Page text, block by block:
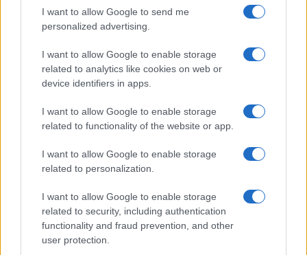
I want to allow Google to send me
personalized advertising.
I want to allow Google to enable storage
related to analytics like cookies on web or
device identifiers in apps.
I want to allow Google to enable storage
related to functionality of the website or app.
I want to allow Google to enable storage
related to personalization.
I want to allow Google to enable storage
related to security, including authentication
functionality and fraud prevention, and other
user protection.
DEPORTES
Cómo el calor y la humedad afectan el
rendimiento deportivo: análisis científico
En 2019, el 25% de los maratonianos en…